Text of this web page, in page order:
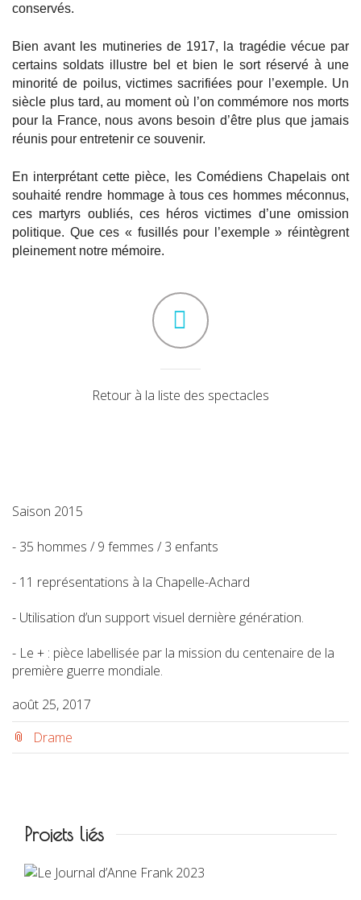
conservés.
Bien avant les mutineries de 1917, la tragédie vécue par
certains soldats illustre bel et bien le sort réservé à une
minorité de poilus, victimes sacrifiées pour l’exemple. Un
siècle plus tard, au moment où l’on commémore nos morts
pour la France, nous avons besoin d’être plus que jamais
réunis pour entretenir ce souvenir.
En interprétant cette pièce, les Comédiens Chapelais ont
souhaité rendre hommage à tous ces hommes méconnus,
ces martyrs oubliés, ces héros victimes d’une omission
politique. Que ces « fusillés pour l’exemple » réintègrent
pleinement notre mémoire.
Retour à la liste des spectacles
Saison 2015
- 35 hommes / 9 femmes / 3 enfants
- 11 représentations à la Chapelle-Achard
- Utilisation d’un support visuel dernière génération.
- Le + : pièce labellisée par la mission du centenaire de la
première guerre mondiale.
août 25, 2017
Drame
Projets liés